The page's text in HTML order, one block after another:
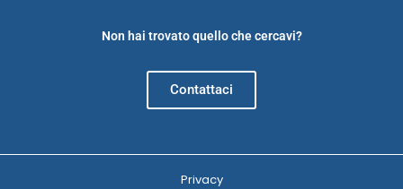
Non hai trovato quello che cercavi?
Contattaci
Privacy